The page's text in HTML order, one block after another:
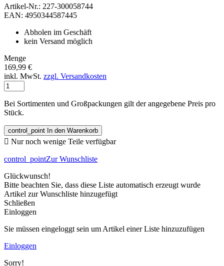
Artikel-Nr.: 227-300058744
EAN: 4950344587445
Abholen im Geschäft
kein Versand möglich
Menge
169,99 €
inkl. MwSt. zzgl. Versandkosten
Bei Sortimenten und Großpackungen gilt der angegebene Preis pro
Stück.
control_point In den Warenkorb
 Nur noch wenige Teile verfügbar
control_pointZur Wunschliste
Glückwunsch!
Bitte beachten Sie, dass diese Liste automatisch erzeugt wurde
Artikel zur Wunschliste hinzugefügt
Schließen
Einloggen
Sie müssen eingeloggt sein um Artikel einer Liste hinzuzufügen
Einloggen
Sorry!